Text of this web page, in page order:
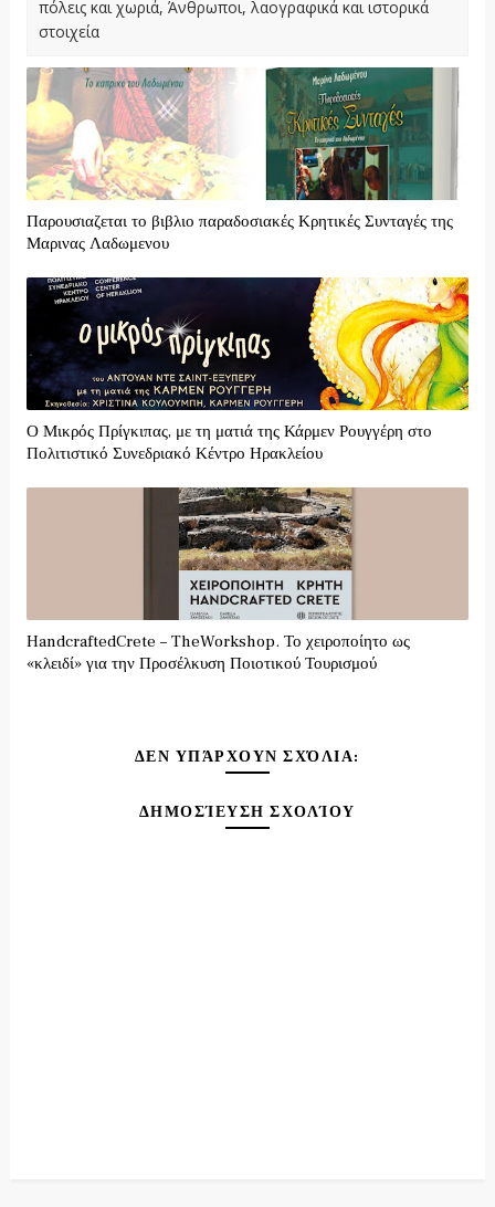
πόλεις και χωριά, Άνθρωποι, λαογραφικά και ιστορικά
στοιχεία
Παρουσιαζεται το βιβλιο παραδοσιακές Κρητικές Συνταγές της
Μαρινας Λαδωμενου
Ο Μικρός Πρίγκιπας, με τη ματιά της Κάρμεν Ρουγγέρη στο
Πολιτιστικό Συνεδριακό Κέντρο Ηρακλείου
HandcraftedCrete – TheWorkshop. Το χειροποίητο ως
«κλειδί» για την Προσέλκυση Ποιοτικού Τουρισμού
ΔΕΝ ΥΠΆΡΧΟΥΝ ΣΧΌΛΙΑ:
ΔΗΜΟΣΊΕΥΣΗ ΣΧΟΛΊΟΥ